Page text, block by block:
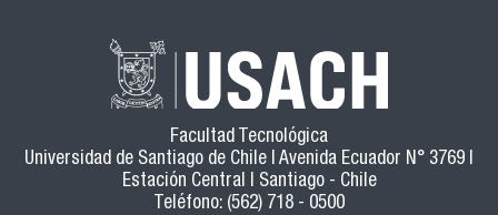
Facultad Tecnológica
Universidad de Santiago de Chile | Avenida Ecuador N° 3769 |
Estación Central | Santiago - Chile
Teléfono: (562) 718 - 0500